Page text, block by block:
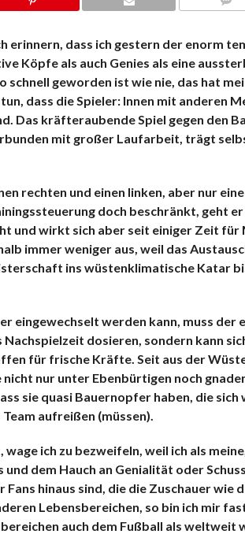
erinnern, dass ich gestern der enorm
Köpfe als auch Genies als eine
schnell geworden ist wie nie, das hat
dass die Spieler: Innen mit anderen
Das kräfteraubende Spiel gegen den
mit großer Laufarbeit, trägt
rechten und einen linken, aber nur
doch beschränkt, geht
und wirkt sich aber seit einiger Zeit für
immer weniger aus, weil das
ins wüstenklimatische Katar
eingewechselt werden kann, muss der
dosieren, sondern kann
für frische Kräfte. Seit aus der
nur unter Ebenbürtigen noch
sie quasi Bauernopfer haben, die sich
aufreißen (müssen).
ich zu bezweifeln, weil ich als
dem Hauch an Genialität oder
hinaus sind, die die Zuschauer wie
Lebensbereichen, so bin ich mir
auch dem Fußball als weltweit